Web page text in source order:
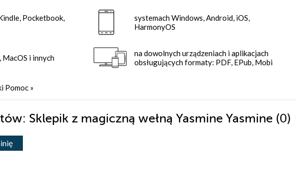
Pocketbook,
i innych
systemach Windows, Android, iOS,
HarmonyOS
na dowolnych urządzeniach i aplikacjach
obsługujących formaty: PDF, EPub, Mobi
Pomoc »
Sklepik z magiczną wełną Yasmine Yasmine (0)